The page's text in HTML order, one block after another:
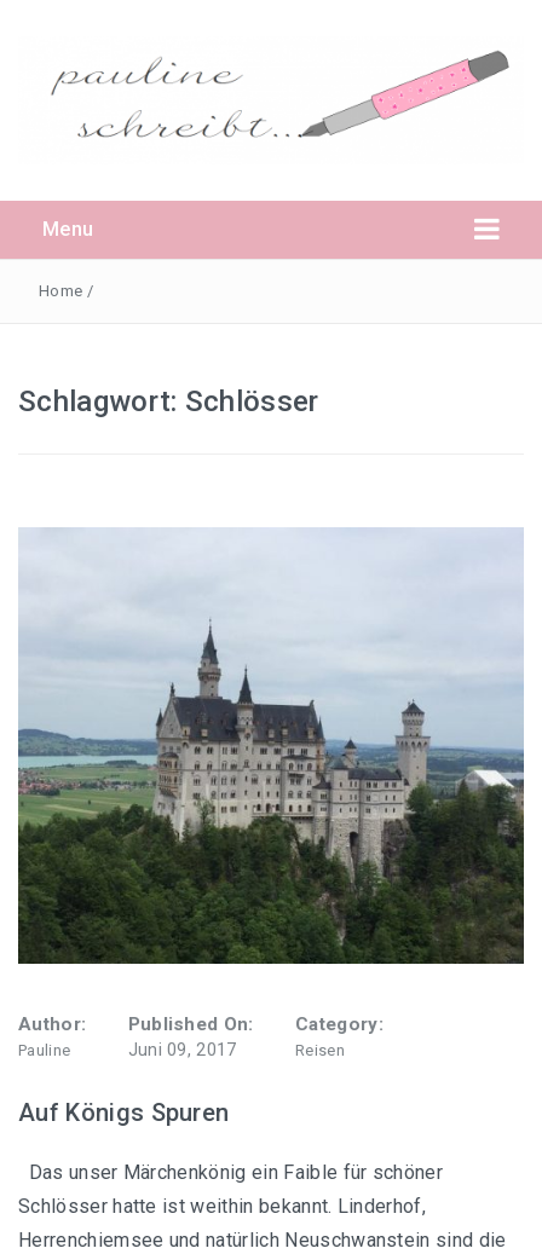
Menu
Pauline
Wiesn Tagebuch 2016
Home /
Schlagwort: Schlösser
Author:
Pauline
Published On:
Juni 09, 2017
Category:
Reisen
Auf Königs Spuren
Das unser Märchenkönig ein Faible für schöner
Schlösser hatte ist weithin bekannt. Linderhof,
Herrenchiemsee und natürlich Neuschwanstein sind die